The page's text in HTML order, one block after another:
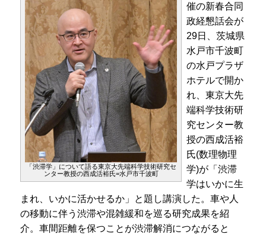
「渋滞学」について語る東京大先端科学技術研究セ
ンター教授の西成活裕氏=水戸市千波町
催の新春合同
政経懇話会が
29日、茨城県
水戸市千波町
の水戸プラザ
ホテルで開か
れ、東京大先
端科学技術研
究センター教
授の西成活裕
氏(数理物理
学)が「渋滞
学はいかに生
まれ、いかに活かせるか」と題し講演した。車や人
の移動に伴う渋滞や混雑緩和を巡る研究成果を紹
介。車間距離を保つことが渋滞解消につながると